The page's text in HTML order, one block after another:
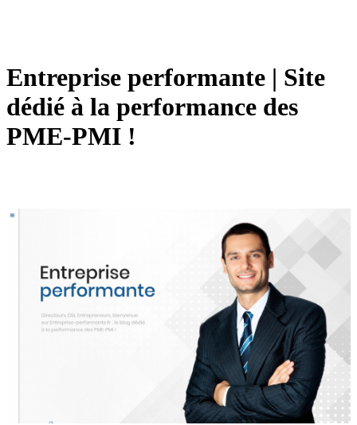
Entreprise performante | Site
dédié à la performance des
PME-PMI !